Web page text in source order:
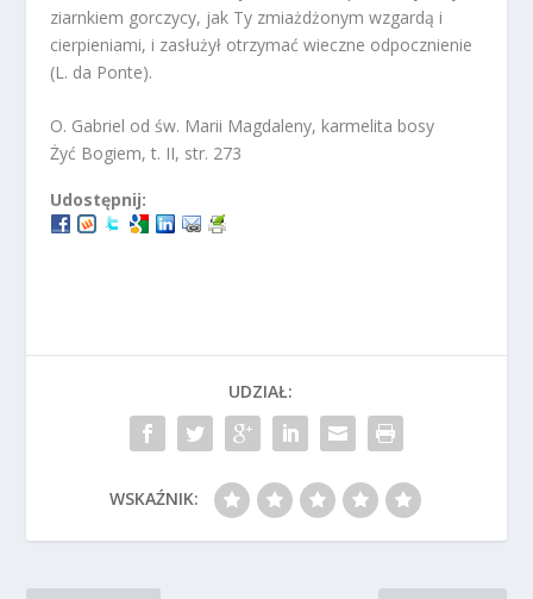
ziarnkiem gorczycy, jak Ty zmiażdżonym wzgardą i
cierpieniami, i zasłużył otrzymać wieczne odpocznienie
(L. da Ponte).
O. Gabriel od św. Marii Magdaleny, karmelita bosy
Żyć Bogiem, t. II, str. 273
Udostępnij:
UDZIAŁ:
WSKAŹNIK: